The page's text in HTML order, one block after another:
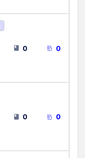
0 0
0 0